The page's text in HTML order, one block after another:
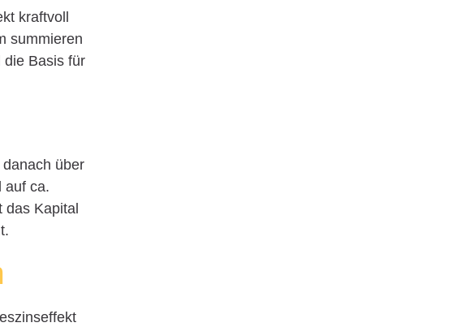
kraftvoll
summieren
die Basis für
über
auf ca.
das Kapital